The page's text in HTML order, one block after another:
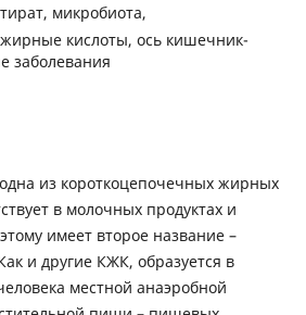
микробиота,
кислоты, ось кишечник-
заболевания
одна из короткоцепочечных жирных
в молочных продуктах и
имеет второе название –
и другие КЖК, образуется в
местной анаэробной